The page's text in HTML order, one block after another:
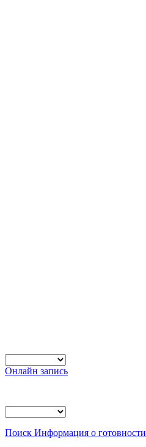
Онлайн запись
Поиск Информация о готовности